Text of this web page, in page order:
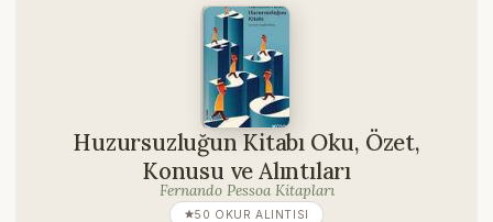
Huzursuzluğun Kitabı Oku, Özet,
Konusu ve Alıntıları
Fernando Pessoa Kitapları
50 OKUR ALINTISI